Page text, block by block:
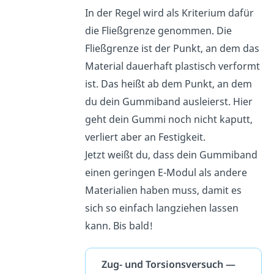
In der Regel wird als Kriterium dafür
die Fließgrenze genommen. Die
Fließgrenze ist der Punkt, an dem das
Material dauerhaft plastisch verformt
ist. Das heißt ab dem Punkt, an dem
du dein Gummiband ausleierst. Hier
geht dein Gummi noch nicht kaputt,
verliert aber an Festigkeit.
Jetzt weißt du, dass dein Gummiband
einen geringen E-Modul als andere
Materialien haben muss, damit es
sich so einfach langziehen lassen
kann. Bis bald!
Zug- und Torsionsversuch —